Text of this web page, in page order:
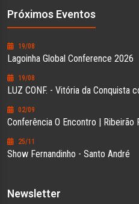
Próximos Eventos
19/08
Lagoinha Global Conference 2026
19/08
LUZ CONF. - Vitória da Conquista
02/09
Conferência O Encontro | Ribeirão
25/11
Show Fernandinho - Santo André
Newsletter